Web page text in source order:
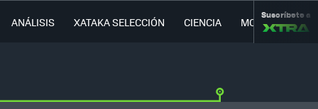
ANÁLISIS XATAKA SELECCIÓN CIENCIA MOVILIDAD
Suscríbete a